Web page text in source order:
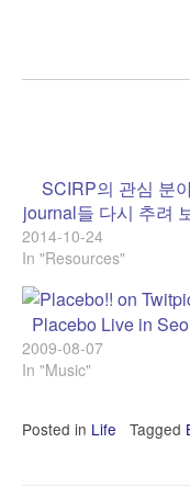
SCIRP의 관심 분
journal들 다시 추려
2014-10-24
In "Resources"
Placebo Live in
2009-08-07
In "Music"
Posted in Life Tagged